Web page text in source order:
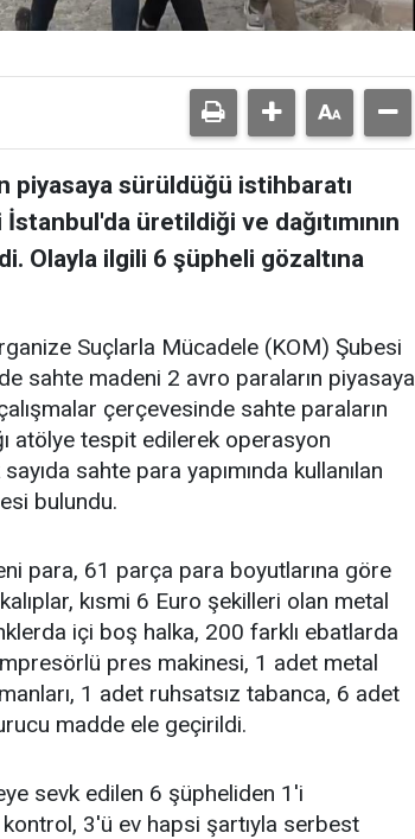
piyasaya sürüldüğü istihbaratı
üretildiği ve dağıtımının
Olayla ilgili 6 şüpheli gözaltına
Suçlarla Mücadele (KOM) Şubesi
sahte madeni 2 avro paraların piyasaya
çerçevesinde sahte paraların
atölye tespit edilerek operasyon
sahte para yapımında kullanılan
bulundu.
para, 61 parça para boyutlarına göre
kısmi 6 Euro şekilleri olan metal
içi boş halka, 200 farklı ebatlarda
pres makinesi, 1 adet metal
1 adet ruhsatsız tabanca, 6 adet
madde ele geçirildi.
sevk edilen 6 şüpheliden 1'i
3'ü ev hapsi şartıyla serbest